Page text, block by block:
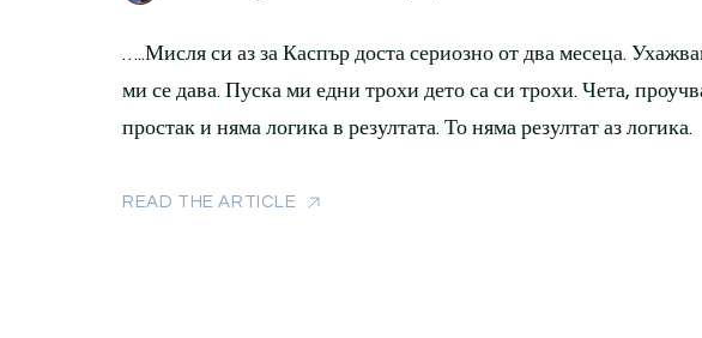
…..Мисля си аз за Каспър доста сериозно от два месеца.
ми се дава. Пуска ми едни трохи дето са си трохи. Чета,
простак и няма логика в резултата. То няма резултат аз логика.
READ THE ARTICLE